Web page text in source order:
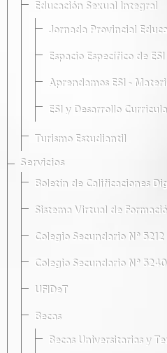
Educación Sexual Integral
Jornada Provincial
Espacio Específico de ESI
Aprendamos ESI -
ESI y Desarrollo
Turismo Estudiantil
Servicios
Boletín de Calificaciones
Sistema Virtual de
Colegio Secundario Nº 5212
Colegio Secundario Nº 5240
UFIDeT
Becas
Becas Universitarias y